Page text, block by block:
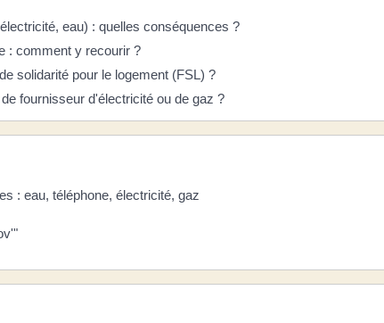
eau) : quelles conséquences ?
: comment y recourir ?
solidarité pour le logement (FSL) ?
fournisseur d'électricité ou de gaz ?
: eau, téléphone, électricité, gaz